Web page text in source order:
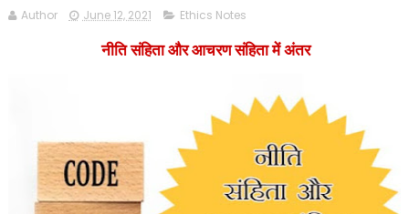
Author June 12, 2021 Ethics Notes
नीति संहिता और आचरण संहिता में अंतर